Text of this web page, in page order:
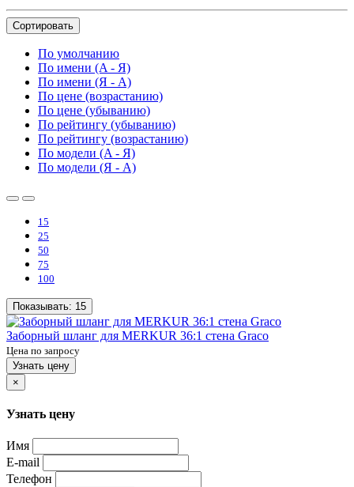
Сортировать
По умолчанию
По имени (A - Я)
По имени (Я - A)
По цене (возрастанию)
По цене (убыванию)
По рейтингу (убыванию)
По рейтингу (возрастанию)
По модели (A - Я)
По модели (Я - A)
15
25
50
75
100
Показывать: 15
Заборный шланг для MERKUR 36:1 стена Graco
Цена по запросу
Узнать цену
×
Узнать цену
Имя
E-mail
Телефон